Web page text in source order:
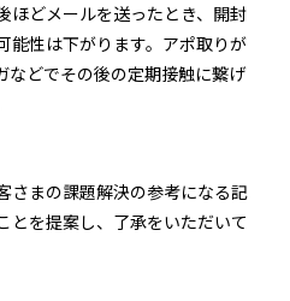
ほどメールを送ったとき、開封
能性は下がります。アポ取りが
などでその後の定期接触に繋げ
さまの課題解決の参考になる記
とを提案し、了承をいただいて